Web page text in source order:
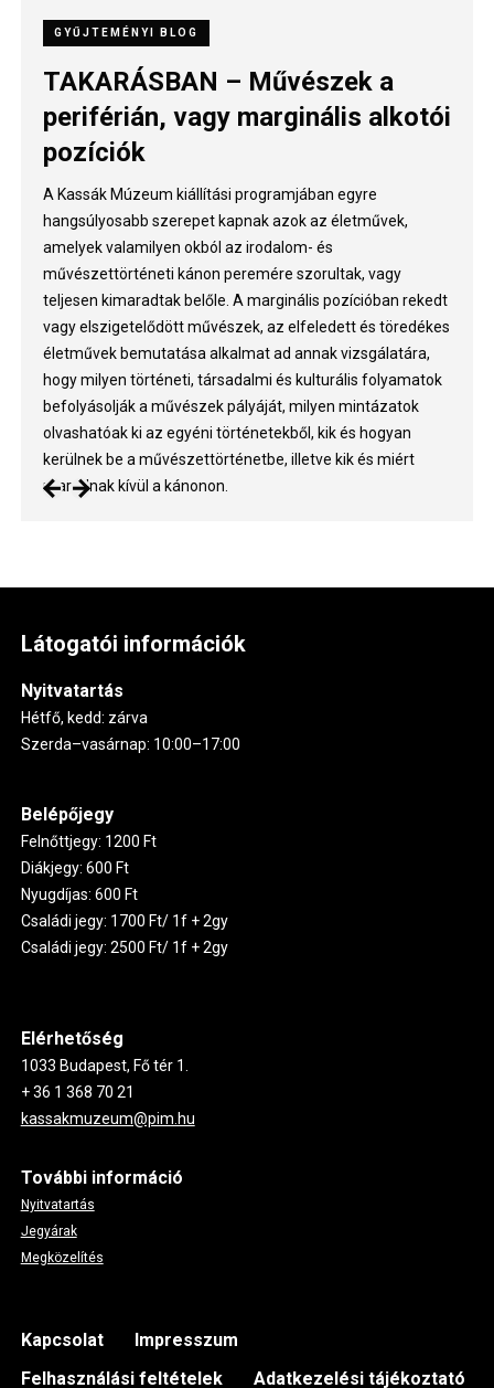
HÍREK
Elindult a ProletGard ERC
kutatócsoport honlapja
GYŰJTEMÉNYI BLOG
TAKARÁSBAN – Művészek a
periférián, vagy marginális alkotói
pozíciók
A Kassák Múzeum kiállítási programjában egyre
hangsúlyosabb szerepet kapnak azok az életművek,
amelyek valamilyen okból az irodalom- és
művészettörténeti kánon peremére szorultak, vagy
teljesen kimaradtak belőle. A marginális pozícióban rekedt
vagy elszigetelődött művészek, az elfeledett és töredékes
életművek bemutatása alkalmat ad annak vizsgálatára,
hogy milyen történeti, társadalmi és kulturális folyamatok
befolyásolják a művészek pályáját, milyen mintázatok
olvashatóak ki az egyéni történetekből, kik és hogyan
kerülnek be a művészettörténetbe, illetve kik és miért
maradnak kívül a kánonon.
GYŰJTEMÉNYI BLOG
A PÁRIZSI VERZIÓ
HÍREK
CSAVAROGJATOK VELÜNK!
Látogatói információk
Nyitvatartás
Hétfő, kedd: zárva
Szerda–vasárnap: 10:00–17:00
Belépőjegy
Felnőttjegy: 1200 Ft
Diákjegy: 600 Ft
Nyugdíjas: 600 Ft
Családi jegy: 1700 Ft/ 1f + 2gy
Családi jegy: 2500 Ft/ 1f + 2gy
Elérhetőség
1033 Budapest, Fő tér 1.
+ 36 1 368 70 21
kassakmuzeum@pim.hu
További információ
Nyitvatartás
Jegyárak
Megközelítés
Footer
Kapcsolat
Impresszum
Felhasználási feltételek
Adatkezelési tájékoztató